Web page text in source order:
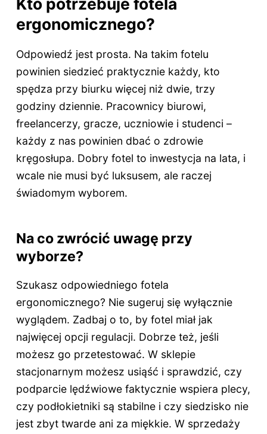
ergonomicznego?
Odpowiedź jest prosta. Na takim fotelu
powinien siedzieć praktycznie każdy, kto
spędza przy biurku więcej niż dwie, trzy
godziny dziennie. Pracownicy biurowi,
freelancerzy, gracze, uczniowie i studenci –
każdy z nas powinien dbać o zdrowie
kręgosłupa. Dobry fotel to inwestycja na lata, i
wcale nie musi być luksusem, ale raczej
świadomym wyborem.
Na co zwrócić uwagę przy
wyborze?
Szukasz odpowiedniego fotela
ergonomicznego? Nie sugeruj się wyłącznie
wyglądem. Zadbaj o to, by fotel miał jak
najwięcej opcji regulacji. Dobrze też, jeśli
możesz go przetestować. W sklepie
stacjonarnym możesz usiąść i sprawdzić, czy
podparcie lędźwiowe faktycznie wspiera plecy,
czy podłokietniki są stabilne i czy siedzisko nie
jest zbyt twarde ani za miękkie. W sprzedaży